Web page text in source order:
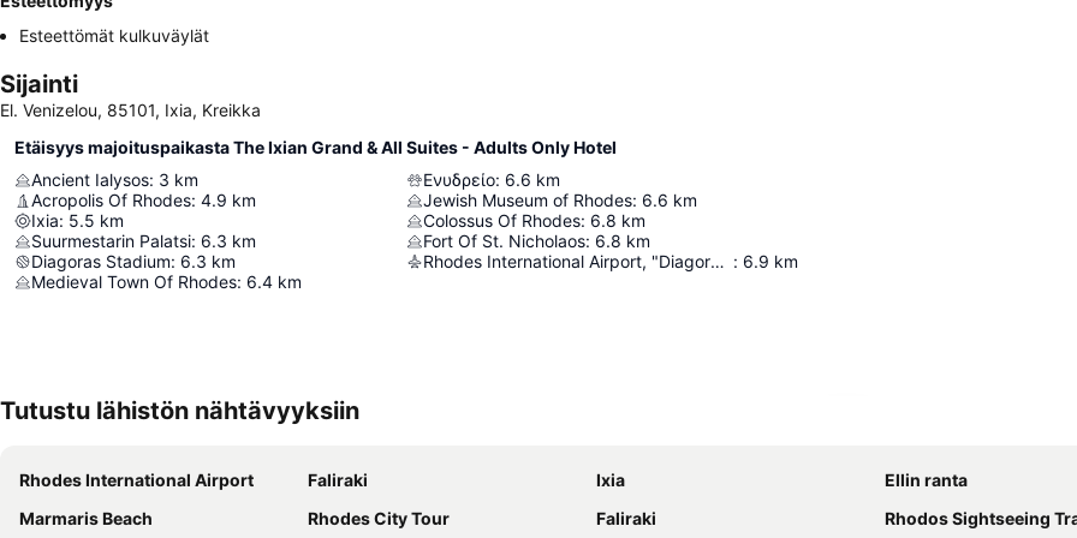
Esteettömät kulkuväylät
Sijainti
El. Venizelou, 85101, Ixia, Kreikka
Etäisyys majoituspaikasta The Ixian Grand & All Suites - Adults Only Hotel
Ancient Ialysos: 3 km
Acropolis Of Rhodes: 4.9 km
Ixia: 5.5 km
Suurmestarin Palatsi: 6.3 km
Diagoras Stadium: 6.3 km
Medieval Town Of Rhodes: 6.4 km
Ενυδρείο: 6.6 km
Jewish Museum of Rhodes: 6.6 km
Colossus Of Rhodes: 6.8 km
Fort Of St. Nicholaos: 6.8 km
Rhodes International Airport, "Diagoras" : 6.9 km
Tutustu lähistön nähtävyyksiin
Rhodes International Airport Faliraki Ixia
Ellin ranta
Marmaris Beach
Rhodes City Tour Faliraki Rhodos Sightseeing